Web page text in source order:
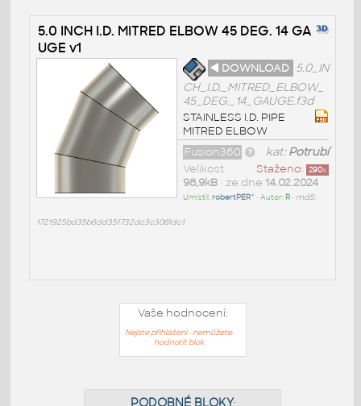
5.0 INCH I.D. MITRED ELBOW 45 DEG. 14 GA
UGE v1
◄ DOWNLOAD 5.0_IN
CH_I.D._MITRED_ELBOW_
45_DEG._14_GAUGE.f3d
STAINLESS I.D. PIPE
MITRED ELBOW
kat:Potrubí
Fusion360
Staženo: 290x
Velikost
98,9kB• ze dne 14.02.2024
Umístil:robertPER^ • Autor: R• md5:
1721925bd35b6dd35f732dc3c3061dc1
Vaše hodnocení:
Nejste přihlášeni - nemůžete
hodnotit blok